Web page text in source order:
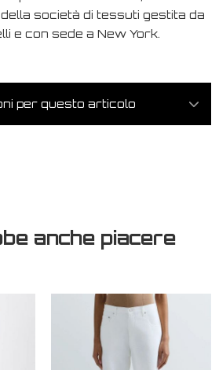
società di tessuti gestita da
e con sede a New York.
per questo articolo
anche piacere